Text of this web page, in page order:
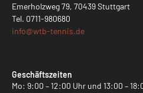
Emerholzweg 79, 70439 Stuttgart
Tel. 0711-980680
info@wtb-tennis.de
Geschäftszeiten
Mo: 9:00 – 12:00 Uhr und 13:00 –